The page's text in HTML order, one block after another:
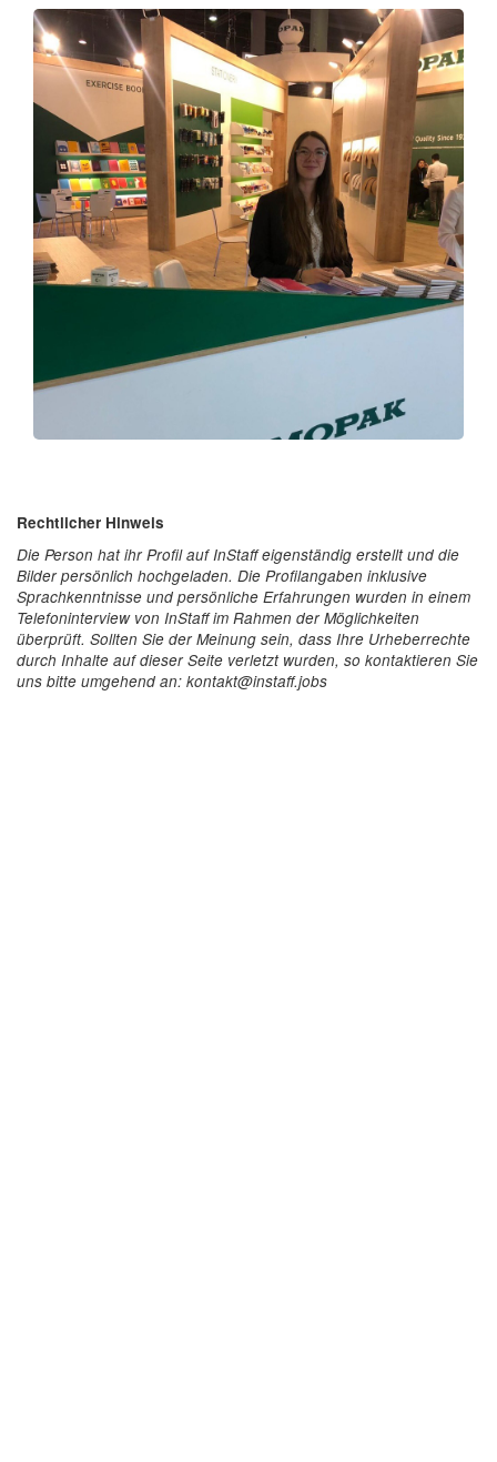
Rechtlicher Hinweis
Die Person hat ihr Profil auf InStaff eigenständig erstellt und die
Bilder persönlich hochgeladen. Die Profilangaben inklusive
Sprachkenntnisse und persönliche Erfahrungen wurden in einem
Telefoninterview von InStaff im Rahmen der Möglichkeiten
überprüft. Sollten Sie der Meinung sein, dass Ihre Urheberrechte
durch Inhalte auf dieser Seite verletzt wurden, so kontaktieren Sie
uns bitte umgehend an: kontakt@instaff.jobs